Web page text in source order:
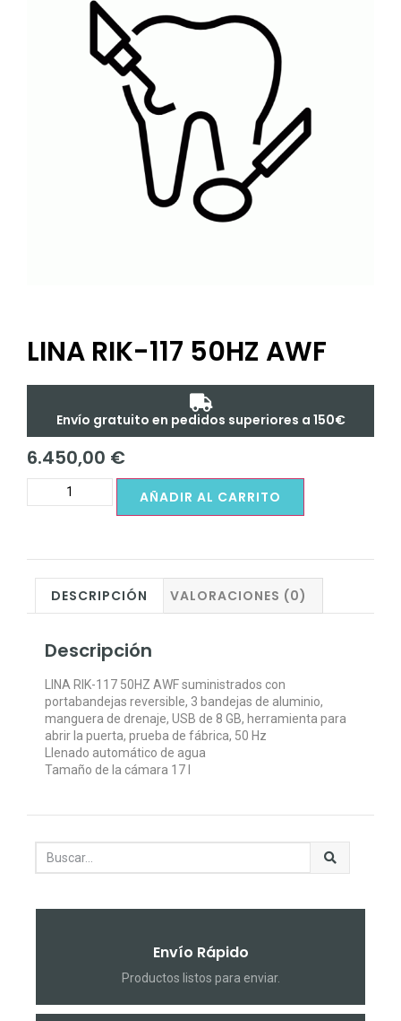
LINA RIK-117 50HZ AWF
Envío gratuito en pedidos superiores a 150€
6.450,00 €
AÑADIR AL CARRITO
DESCRIPCIÓN VALORACIONES (0)
Descripción
LINA RIK-117 50HZ AWF suministrados con
portabandejas reversible, 3 bandejas de aluminio,
manguera de drenaje, USB de 8 GB, herramienta para
abrir la puerta, prueba de fábrica, 50 Hz
Llenado automático de agua
Tamaño de la cámara 17 l
Envío Rápido
Productos listos para enviar.